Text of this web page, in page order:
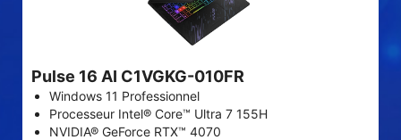
Pulse 16 AI C1VGKG-010FR
Windows 11 Professionnel
Processeur Intel® Core™ Ultra 7 155H
NVIDIA® GeForce RTX™ 4070